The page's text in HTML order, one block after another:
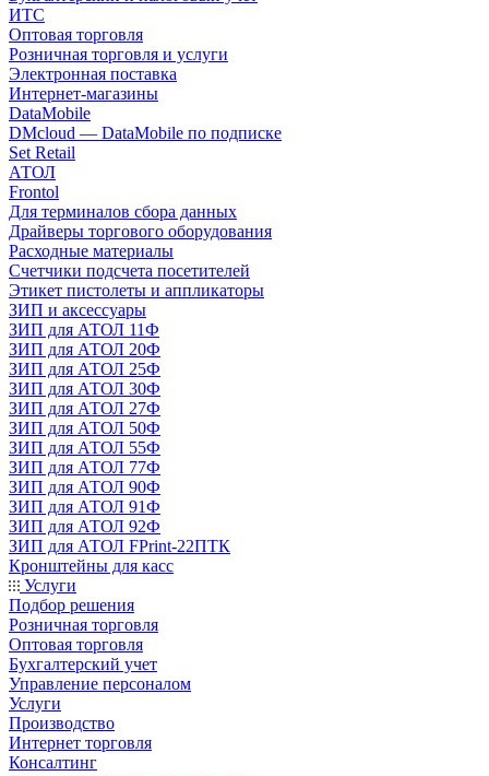
ИТС
Оптовая торговля
Розничная торговля и услуги
Электронная поставка
Интернет-магазины
DataMobile
DMcloud — DataMobile по подписке
Set Retail
АТОЛ
Frontol
Для терминалов сбора данных
Драйверы торгового оборудования
Расходные материалы
Счетчики подсчета посетителей
Этикет пистолеты и аппликаторы
ЗИП и аксессуары
ЗИП для АТОЛ 11Ф
ЗИП для АТОЛ 20Ф
ЗИП для АТОЛ 25Ф
ЗИП для АТОЛ 30Ф
ЗИП для АТОЛ 27Ф
ЗИП для АТОЛ 50Ф
ЗИП для АТОЛ 55Ф
ЗИП для АТОЛ 77Ф
ЗИП для АТОЛ 90Ф
ЗИП для АТОЛ 91Ф
ЗИП для АТОЛ 92Ф
ЗИП для АТОЛ FPrint-22ПТК
Кронштейны для касс
Услуги
Подбор решения
Розничная торговля
Оптовая торговля
Бухгалтерский учет
Управление персоналом
Услуги
Производство
Интернет торговля
Консалтинг